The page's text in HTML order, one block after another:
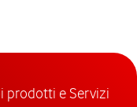
prodotti e Servizi